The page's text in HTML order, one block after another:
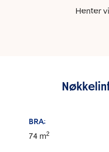
Henter
BRA:
74 m2